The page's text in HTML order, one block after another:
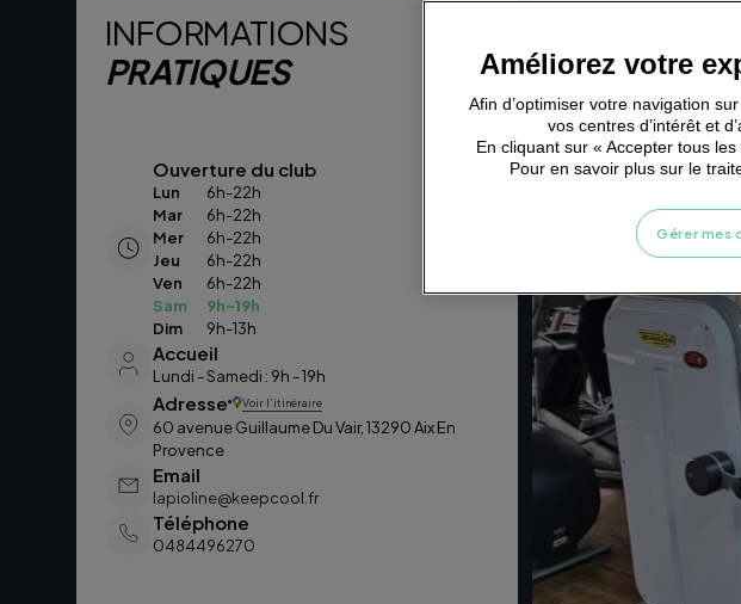
INFORMATIONS
PRATIQUES
Ouverture du club
Lun
6h-22h
Mar
6h-22h
Mer
6h-22h
Jeu
6h-22h
Ven
6h-22h
Sam
9h-19h
Dim
9h-13h
Accueil
Lundi - Samedi : 9h - 19h
Adresse Voir l’itinéraire
60 avenue Guillaume Du Vair, 13290 Aix En
Provence
Email
lapioline@keepcool.fr
Téléphone
0484496270
Améliorez votre
Afin d’optimiser votre navigation
vos centres d’intérêt et
En cliquant sur « Accepter tous
Pour en savoir plus sur le
Gérer mes